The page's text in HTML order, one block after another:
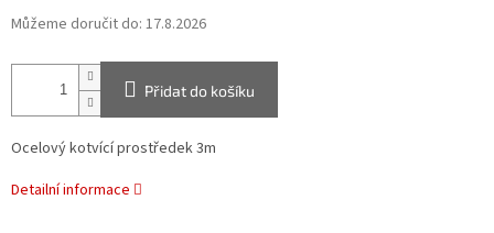
Můžeme doručit do: 17.8.2026
Přidat do košíku
Ocelový kotvící prostředek 3m
Detailní informace